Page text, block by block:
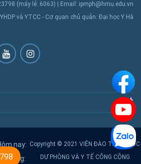
(máy lẻ: 6063) | Email: ipmph@hmu.edu.vn
và YTCC - Cơ quan chủ quản: Đại học Y Hà
nay:
❉ Tổng:
Copyright © 2021 VIỆN ĐÀO TẠO Y HỌC
DỰ PHÒNG VÀ Y TẾ CÔNG CỘNG